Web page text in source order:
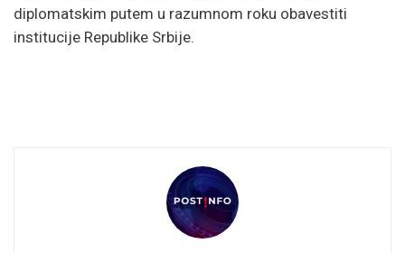
diplomatskim putem u razumnom roku obavestiti
institucije Republike Srbije.